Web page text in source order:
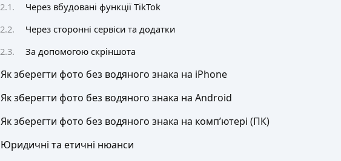
Через вбудовані функції TikTok
Через сторонні сервіси та додатки
За допомогою скріншота
Як зберегти фото без водяного знака на iPhone
Як зберегти фото без водяного знака на Android
Як зберегти фото без водяного знака на комп’ютері (ПК)
Юридичні та етичні нюанси